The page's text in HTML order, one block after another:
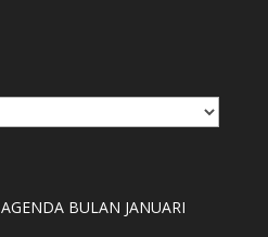
AGENDA BULAN JANUARI